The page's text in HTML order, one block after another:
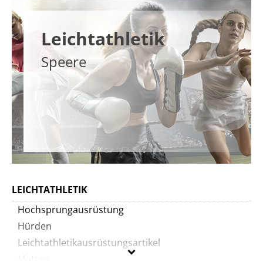
Leichtathletik
Speere
LEICHTATHLETIK
Hochsprungausrüstung
Hürden
Leichtathletikausrüstungsartikel